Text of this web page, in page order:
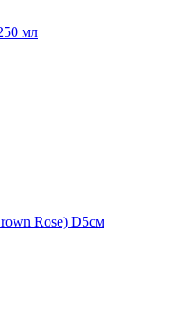
мл
Rose) D5см